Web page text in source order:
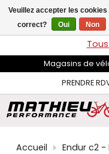
flèches
haut
et
pour
sélectionner
disponible.
Appuyez
pour
LIVRAISON GRATUITE
Magasins de
PRENDRE
Accueil
Endur c2
Veuillez accepter les
correct?
Oui Non